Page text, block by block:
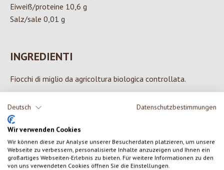
Deutsch Datenschutzbestimmungen
Wir verwenden Cookies
Wir können diese zur Analyse unserer Besucherdaten platzieren, um unsere
Webseite zu verbessern, personalisierte Inhalte anzuzeigen und Ihnen ein
großartiges Webseiten-Erlebnis zu bieten. Für weitere Informationen zu den
von uns verwendeten Cookies öffnen Sie die Einstellungen.
Eiweiß/proteine 10,6 g
Salz/sale 0,01 g
INGREDIENTI
Fiocchi di miglio da agricoltura biologica controllata.
0 di 0 valutazioni
Valutazione media di 0 su 5 stelle
Formula una valutazione!